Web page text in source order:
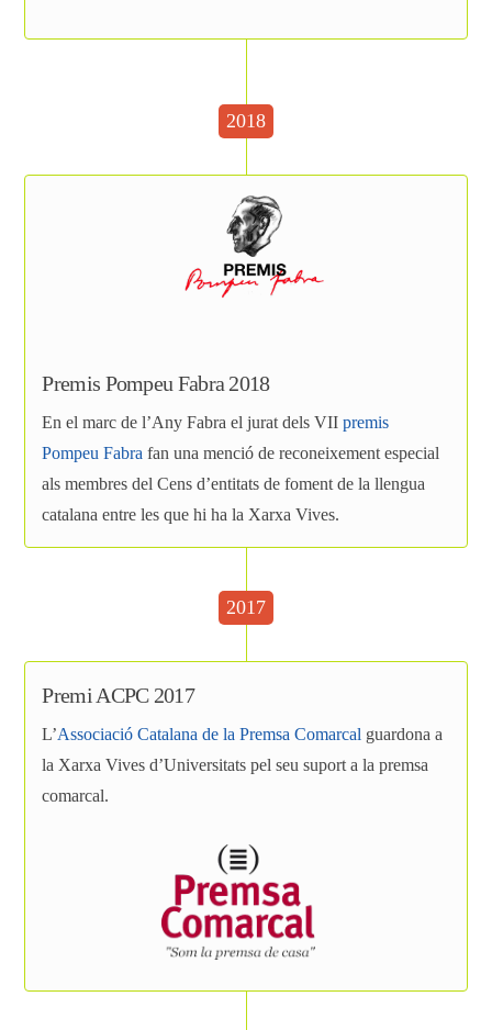
2018
Premis Pompeu Fabra 2018
En el marc de l’Any Fabra el jurat dels VIIpremis
Pompeu Fabra fan una menció de reconeixement especial
als membres del Cens d’entitats de foment de la llengua
catalana entre les que hi ha la Xarxa Vives.
2017
Premi ACPC 2017
L’Associació Catalana de la Premsa Comarcal guardona a
la Xarxa Vives d’Universitats pel seu suport a la premsa
comarcal.